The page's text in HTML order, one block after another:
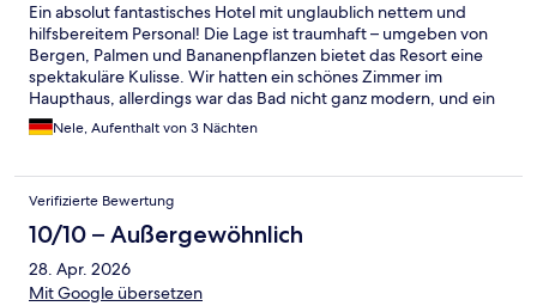
Ein absolut fantastisches Hotel mit unglaublich nettem und
hilfsbereitem Personal! Die Lage ist traumhaft – umgeben von
Bergen, Palmen und Bananenpflanzen bietet das Resort eine
spektakuläre Kulisse. Wir hatten ein schönes Zimmer im
Haupthaus, allerdings war das Bad nicht ganz modern, und ein
Fenster hatte einen Spalt, durch den Licht und kleine Tiere
hereinkamen. Das Resort bietet einen Shuttle-Service an, der
wieder abholt. Super praktisch! Die Kommunikation per
WhatsApp war top – alle wichtigen Infos wurden uns direkt
geschickt. Das Frühstück war großartig, mit frischen
Eierspeisen, verschiedenen Brotsorten, warmen Speisen und
viel Obst. Ein paar Kleinigkeiten könnten verbessert werden:
Unser Welcome Drink im Zimmer wurde leider einfach
Nele, Aufenthalt von 3 Nächten
Verifizierte Bewertung
10/10 – Außergewöhnlich
28. Apr. 2026
Mit Google übersetzen